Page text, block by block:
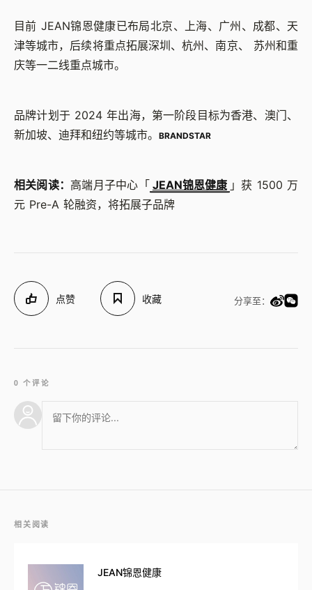
目前 JEAN锦恩健康已布局北京、上海、广州、成都、天
津等城市，后续将重点拓展深圳、杭州、南京、 苏州和重
庆等一二线重点城市。
品牌计划于 2024 年出海，第一阶段目标为香港、澳门、
新加坡、迪拜和纽约等城市。
BRANDSTAR
相关阅读： 高端月子中心「 JEAN锦恩健康 」获 1500 万
元 Pre-A 轮融资，将拓展子品牌
点赞 收藏 分享至：
0 个评论
相关阅读
JEAN锦恩健康